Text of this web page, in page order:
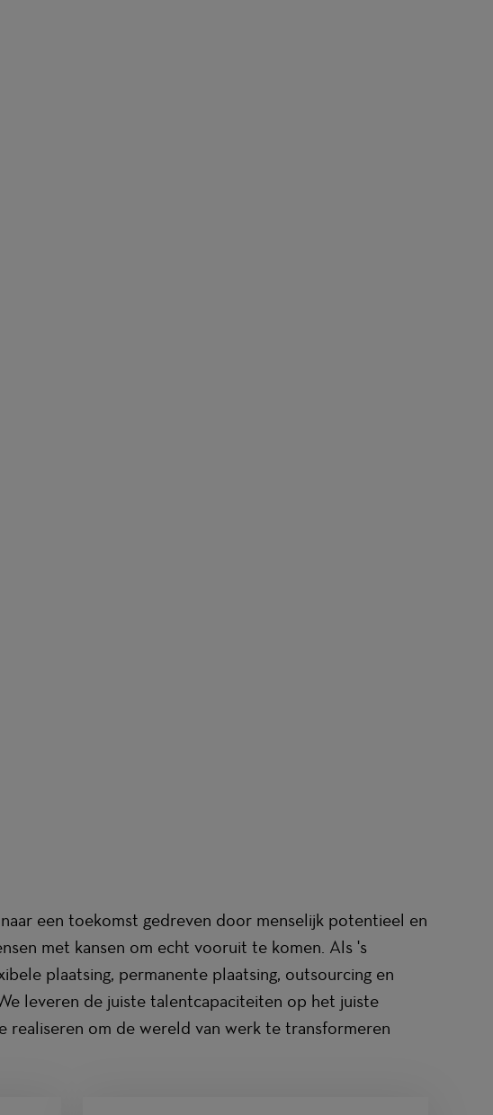
een toekomst gedreven door menselijk potentieel en
met kansen om echt vooruit te komen. Als 's
plaatsing, permanente plaatsing, outsourcing en
leveren de juiste talentcapaciteiten op het juiste
om de wereld van werk te transformeren